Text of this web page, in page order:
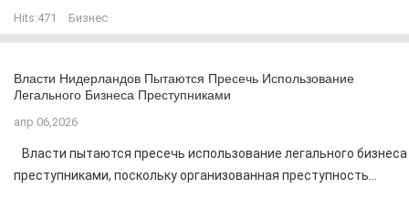
Hits:471 Бизнес
Власти Нидерландов Пытаются Пресечь Использование
Легального Бизнеса Преступниками
апр 06,2026
Власти пытаются пресечь использование легального бизнеса
преступниками, поскольку организованная преступность...